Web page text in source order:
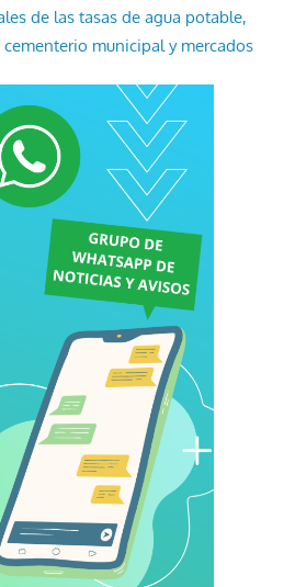
de las tasas de agua potable,
municipal y mercados